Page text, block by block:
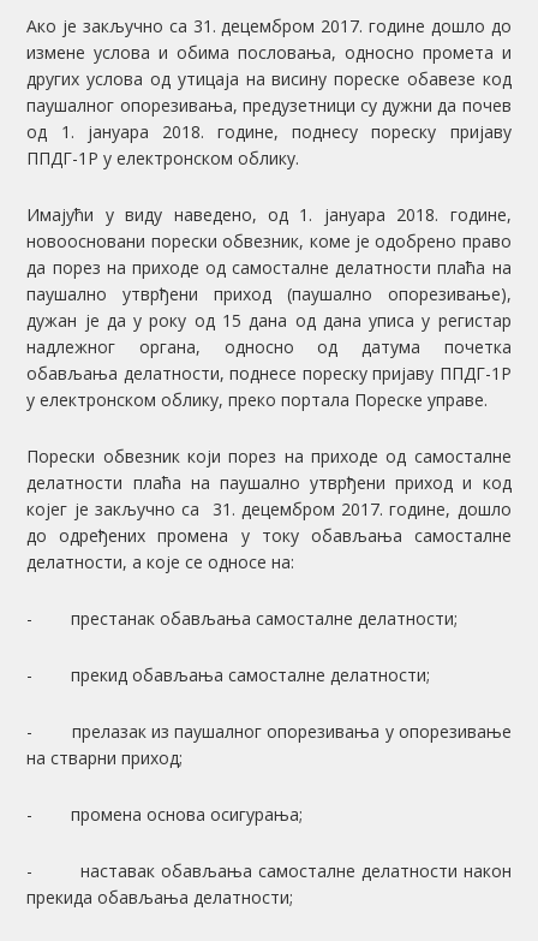
Ако је закључно са 31. децембром 2017. године дошло до
измене услова и обима пословања, односно промета и
других услова од утицаја на висину пореске обавезе код
паушалног опорезивања, предузетници су дужни да почев
од 1. јануара 2018. године, поднесу пореску пријаву
ППДГ-1Р у електронском облику.
Имајући у виду наведено, од 1. јануара 2018. године,
новоосновани порески обвезник, коме је одобрено право
да порез на приходе од самосталне делатности плаћа на
паушално утврђени приход (паушално опорезивање),
дужан је да у року од 15 дана од дана уписа у регистар
надлежног органа, односно од датума почетка
обављања делатности, поднесе пореску пријаву ППДГ-1Р
у електронском облику, преко портала Пореске управе.
Порески обвезник који порез на приходе од самосталне
делатности плаћа на паушално утврђени приход и код
којег је закључно са 31. децембром 2017. године, дошло
до одређених промена у току обављања самосталне
делатности, а које се односе на:
- престанак обављања самосталне делатности;
- прекид обављања самосталне делатности;
- прелазак из паушалног опорезивања у опорезивање
на стварни приход;
- промена основа осигурања;
- наставак обављања самосталне делатности након
прекида обављања делатности;